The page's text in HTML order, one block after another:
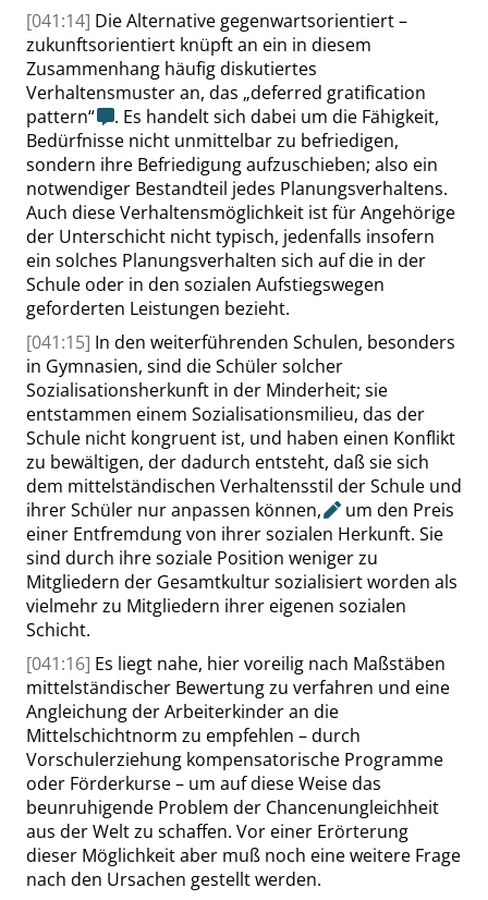
[041:14] Die Alternative gegenwartsorientiert –
zukunftsorientiert knüpft an ein in diesem
Zusammenhang häufig diskutiertes
Verhaltensmuster an, das „deferred gratification
pattern“
. Es handelt sich dabei um die Fähigkeit,
Bedürfnisse nicht unmittelbar zu befriedigen,
sondern ihre Befriedigung aufzuschieben; also ein
notwendiger Bestandteil jedes Planungsverhaltens.
Auch diese Verhaltensmöglichkeit ist für Angehörige
der Unterschicht nicht typisch, jedenfalls insofern
ein solches Planungsverhalten sich auf die in der
Schule oder in den sozialen Aufstiegswegen
geforderten Leistungen bezieht.
[041:15] In den weiterführenden Schulen, besonders
in Gymnasien, sind die Schüler solcher
Sozialisationsherkunft in der Minderheit; sie
entstammen einem Sozialisationsmilieu, das der
Schule nicht kongruent ist, und haben einen Konflikt
zu bewältigen, der dadurch entsteht, daß sie sich
dem mittelständischen Verhaltensstil der Schule und
ihrer Schüler nur anpassen können, um den Preis
einer Entfremdung von ihrer sozialen Herkunft. Sie
sind durch ihre soziale Position weniger zu
Mitgliedern der Gesamtkultur sozialisiert worden als
vielmehr zu Mitgliedern ihrer eigenen sozialen
Schicht.
[041:16] Es liegt nahe, hier voreilig nach Maßstäben
mittelständischer Bewertung zu verfahren und eine
Angleichung der Arbeiterkinderan die
Mittelschichtnorm zu empfehlen – durch
Vorschulerziehung kompensatorische Programme
oder Förderkurse – um auf diese Weise das
beunruhigende Problem der Chancenungleichheit
aus der Welt zu schaffen. Vor einer Erörterung
dieser Möglichkeit aber muß noch eine weitere Frage
nach den Ursachen gestellt werden.